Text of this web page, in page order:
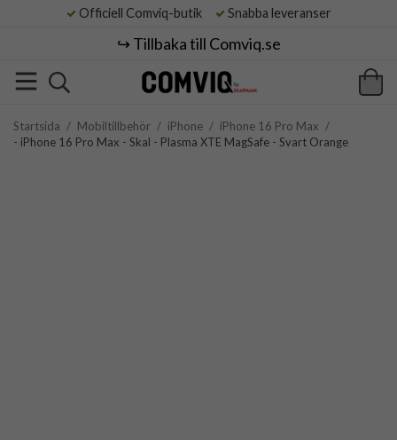
Officiell Comviq-butik Snabba leveranser
↪️ Tillbaka till Comviq.se
Startsida / Mobiltillbehör / iPhone / iPhone 16 Pro Max /
- iPhone 16 Pro Max - Skal - Plasma XTE MagSafe - Svart Orange